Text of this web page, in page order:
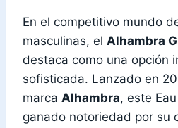
En el competitivo mundo
masculinas, el Alhambra
destaca como una opción
sofisticada. Lanzado en
marca Alhambra, este
ganado notoriedad por su